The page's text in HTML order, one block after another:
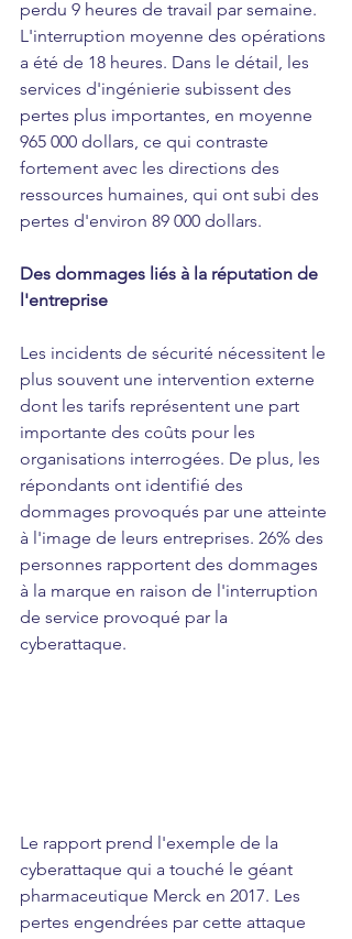
perdu 9 heures de travail par semaine.
L'interruption moyenne des opérations
a été de 18 heures. Dans le détail, les
services d'ingénierie subissent des
pertes plus importantes, en moyenne
965 000 dollars, ce qui contraste
fortement avec les directions des
ressources humaines, qui ont subi des
pertes d'environ 89 000 dollars.
Des dommages liés à la réputation de
l'entreprise
Les incidents de sécurité nécessitent le
plus souvent une intervention externe
dont les tarifs représentent une part
importante des coûts pour les
organisations interrogées. De plus, les
répondants ont identifié des
dommages provoqués par une atteinte
à l'image de leurs entreprises. 26% des
personnes rapportent des dommages
à la marque en raison de l'interruption
de service provoqué par la
cyberattaque.
Le rapport prend l'exemple de la
cyberattaque qui a touché le géant
pharmaceutique Merck en 2017. Les
pertes engendrées par cette attaque